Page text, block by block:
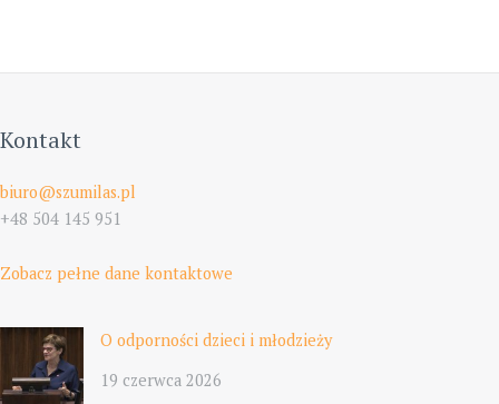
Kontakt
biuro@szumilas.pl
+48 504 145 951
Zobacz pełne dane kontaktowe
O odporności dzieci i młodzieży
19 czerwca 2026